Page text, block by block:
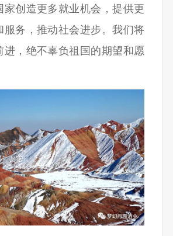
家创造更多就业机会，提供更
服务，推动社会进步。我们将
进，绝不辜负祖国的期望和愿